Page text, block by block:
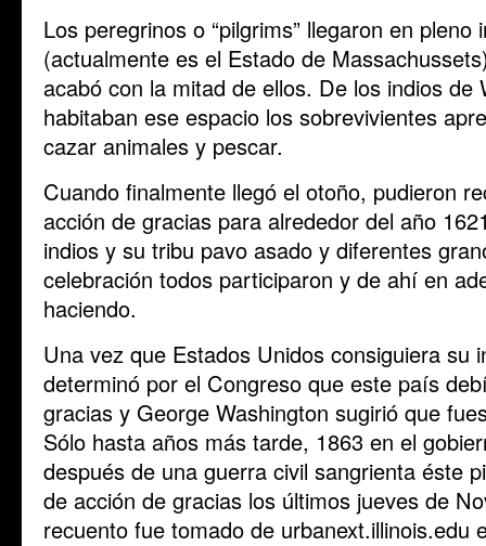
Los peregrinos o “pilgrims” llegaron en
(actualmente es el Estado de
acabó con la mitad de ellos. De los indios de
habitaban ese espacio los sobrevivientes
cazar animales y pescar.
Cuando finalmente llegó el otoño, pudieron
acción de gracias para alrededor del año
indios y su tribu pavo asado y diferentes
celebración todos participaron y de ahí en
haciendo.
Una vez que Estados Unidos consiguiera su
determinó por el Congreso que este país
gracias y George Washington sugirió que
Sólo hasta años más tarde, 1863 en el
después de una guerra civil sangrienta éste
de acción de gracias los últimos jueves de
recuento fue tomado de urbanext.illinois.edu